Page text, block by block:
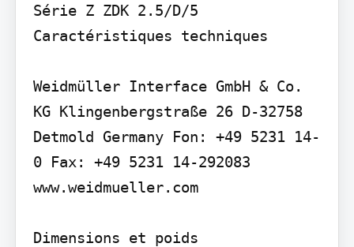
Série Z ZDK 2.5/D/5
Caractéristiques techniques
Weidmüller Interface GmbH & Co.
KG Klingenbergstraße 26 D-32758
Detmold Germany Fon: +49 5231 14-
0 Fax: +49 5231 14-292083
www.weidmueller.com
Dimensions et poids